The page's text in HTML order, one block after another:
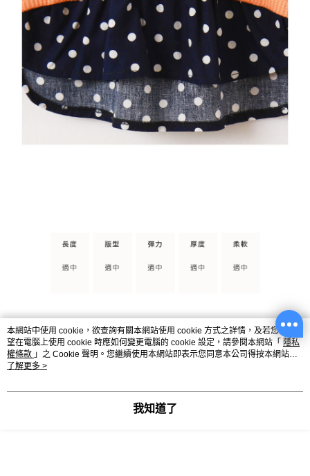
本網站中使用 cookie，欲查詢有關本網站使用 cookie 方式之詳情，及若您不希
望在電腦上使用 cookie 時應如何變更電腦的 cookie 設定，請參閱本網站「 隱私
權條款 」之 Cookie 聲明。您繼續使用本網站即表示您同意本公司得按本網站使
用條款之 Cookie 聲明使用 cookie。
了解更多 >
我知道了